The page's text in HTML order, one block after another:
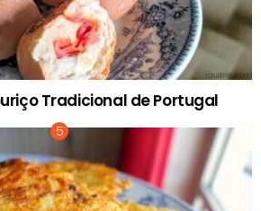
Tradicional de Portugal